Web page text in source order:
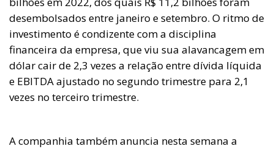
desembolsados entre janeiro e setembro. O ritmo de
investimento é condizente com a disciplina
financeira da empresa, que viu sua alavancagem em
dólar cair de 2,3 vezes a relação entre dívida líquida
e EBITDA ajustado no segundo trimestre para 2,1
vezes no terceiro trimestre.
A companhia também anuncia nesta semana a